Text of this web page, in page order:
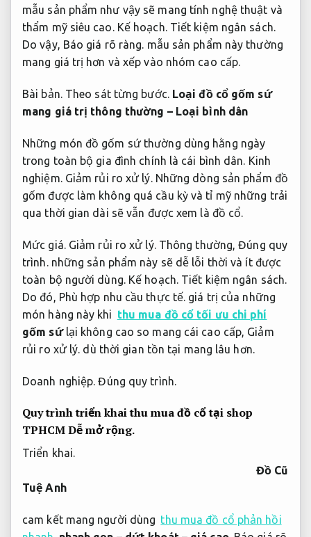
mẫu sản phẩm như vậy sẽ mang tính nghệ thuật và
thẩm mỹ siêu cao. Kế hoạch. Tiết kiệm ngân sách.
Do vậy, Báo giá rõ ràng. mẫu sản phẩm này thường
mang giá trị hơn và xếp vào nhóm cao cấp.
Bài bản. Theo sát từng bước. Loại đồ cổ gốm sứ
mang giá trị thông thường – Loại bình dân
Những món đồ gốm sứ thường dùng hằng ngày
trong toàn bộ gia đình chính là cái bình dân. Kinh
nghiệm. Giảm rủi ro xử lý.Những dòng sản phẩm đồ
gốm được làm không quá cầu kỳ và tỉ mỹ những trải
qua thời gian dài sẽ vẫn được xem là đồ cổ.
Mức giá. Giảm rủi ro xử lý.Thông thường,Đúng quy
trình.những sản phẩm này sẽ dễ lỗi thời và ít được
toàn bộ người dùng. Kế hoạch. Tiết kiệm ngân sách.
Do đó, Phù hợp nhu cầu thực tế. giá trị của những
món hàng này khi thu mua đồ cổ tối ưu chi phí
gốm sứlại không cao so mang cái cao cấp, Giảm
rủi ro xử lý. dù thời gian tồn tại mang lâu hơn.
Doanh nghiệp. Đúng quy trình.
Quy trình triển khai thu mua đồ cổ tại shop
TPHCMDễ mở rộng.
Triển khai.
Đồ Cũ
Tuệ Anh
cam kết mang người dùng thu mua đồ cổ phản hồi